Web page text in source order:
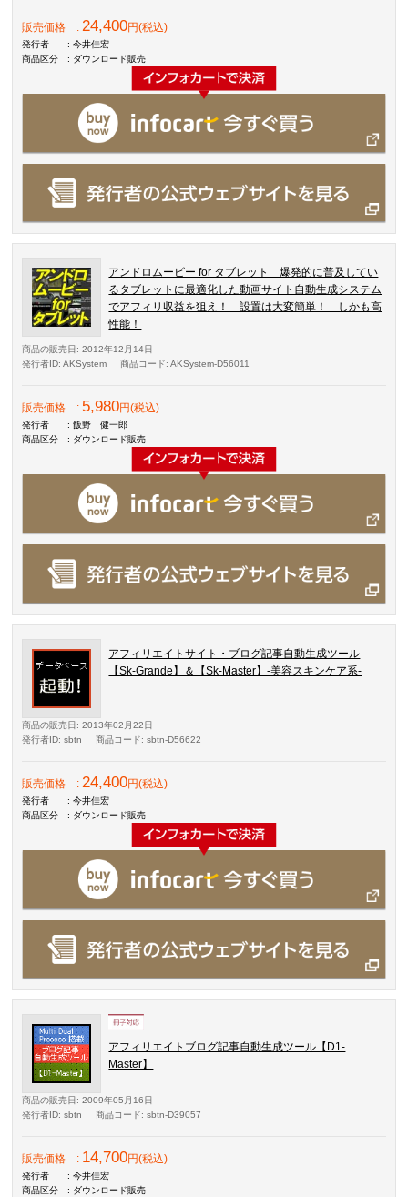
販売価格 :24,400円(税込)
発行者
: 今井佳宏
商品区分
: ダウンロード販売
アンドロムービー for タブレット 爆発的に普及してい
るタブレットに最適化した動画サイト自動生成システム
でアフィリ収益を狙え！ 設置は大変簡単！ しかも高
性能！
商品の販売日 : 2012年12月14日
発行者ID: AKSystem 商品コード: AKSystem-D56011
販売価格 : 5,980円(税込)
発行者
: 飯野 健一郎
商品区分
: ダウンロード販売
アフィリエイトサイト・ブログ記事自動生成ツール
【Sk-Grande】＆【Sk-Master】-美容スキンケア系-
商品の販売日 : 2013年02月22日
発行者ID: sbtn 商品コード: sbtn-D56622
販売価格 :24,400円(税込)
発行者
: 今井佳宏
商品区分
: ダウンロード販売
アフィリエイトブログ記事自動生成ツール【D1-
Master】
商品の販売日 : 2009年05月16日
発行者ID: sbtn 商品コード: sbtn-D39057
販売価格 : 14,700円(税込)
発行者
: 今井佳宏
商品区分
: ダウンロード販売